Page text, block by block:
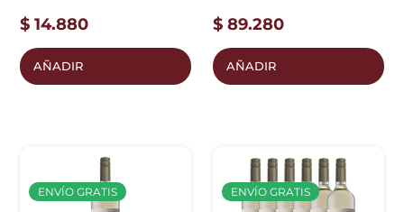
$ 14.880
AÑADIR
$ 89.280
AÑADIR
ENVÍO GRATIS ENVÍO GRATIS